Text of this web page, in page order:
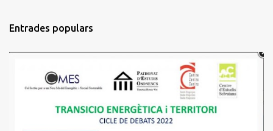
e
n
a
Entrades populars